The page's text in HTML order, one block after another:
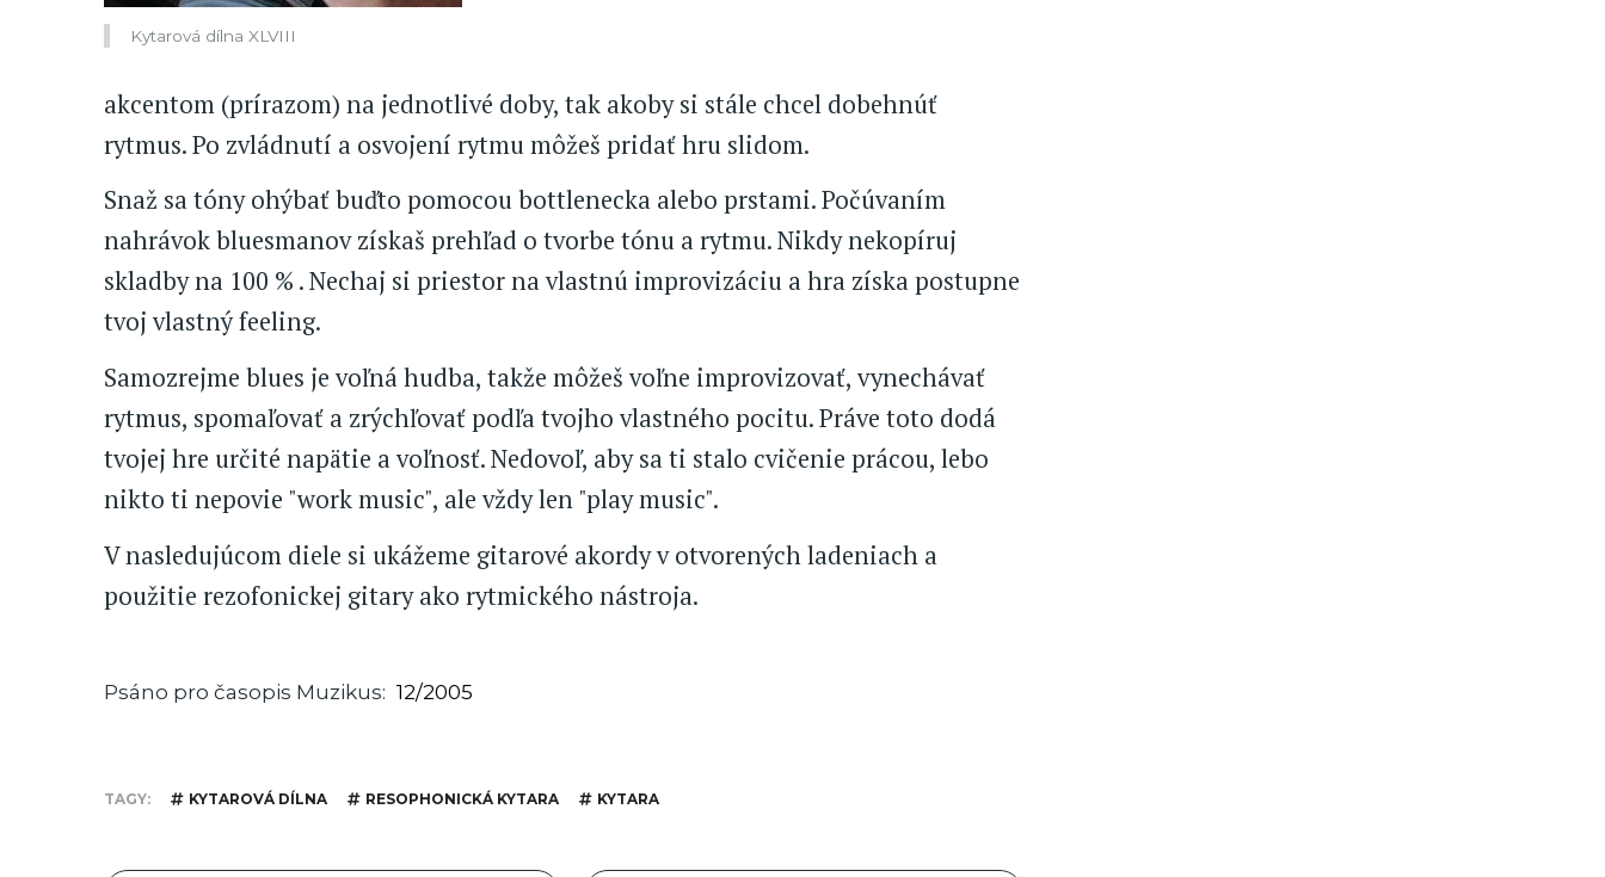
Kytarová dílna XLVIII
akcentom (prírazom) na jednotlivé doby, tak akoby si stále chcel dobehnúť
rytmus. Po zvládnutí a osvojení rytmu môžeš pridať hru slidom.
Snaž sa tóny ohýbať buďto pomocou bottlenecka alebo prstami. Počúvaním
nahrávok bluesmanov získaš prehľad o tvorbe tónu a rytmu. Nikdy nekopíruj
skladby na 100 % . Nechaj si priestor na vlastnú improvizáciu a hra získa postupne
tvoj vlastný feeling.
Samozrejme blues je voľná hudba, takže môžeš voľne improvizovať, vynechávať
rytmus, spomaľovať a zrýchľovať podľa tvojho vlastného pocitu. Práve toto dodá
tvojej hre určité napätie a voľnosť. Nedovoľ, aby sa ti stalo cvičenie prácou, lebo
nikto ti nepovie "work music", ale vždy len "play music".
V nasledujúcom diele si ukážeme gitarové akordy v otvorených ladeniach a
použitie rezofonickej gitary ako rytmického nástroja.
Psáno pro časopis Muzikus 12/2005
TAGY KYTAROVÁ DÍLNA RESOPHONICKÁ KYTARA KYTARA